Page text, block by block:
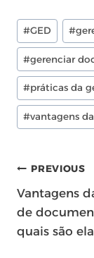
Post
Tags:
#GED #
#gerenciar
#práticas da
#vantagens
DE
POST
PREVIOUS
Vantagens
de
quais são